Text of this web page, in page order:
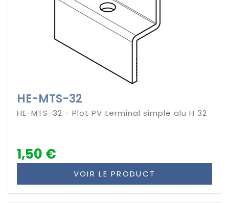
HE-MTS-32
HE-MTS-32 - Plot PV terminal simple alu H 32
1,50 €
VOIR LE PRODUCT